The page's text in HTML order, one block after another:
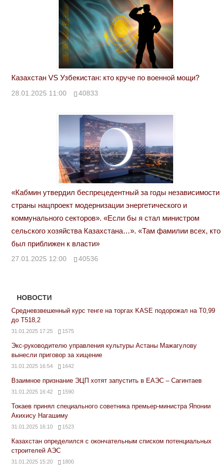
Казахстан VS Узбекистан: кто круче по военной мощи?
28.01.2025 11:00 40833
«Кабмин утвердил беспрецедентный за годы независимости
страны нацпроект модернизации энергетического и
коммунального секторов». «Если бы я стал министром
сельского хозяйства Казахстана…». «Там фамилии всех, кто
был приближен к власти»
27.01.2025 12:00 40536
НОВОСТИ
Средневзвешенный курс тенге на торгах KASE подорожал на Т0,99
до Т518,2
31.01.2025 17:25 1575
Экс-руководителю управления культуры Астаны Мажагулову
вынесли приговор за хищение
31.01.2025 16:54 1642
Взаимное признание ЭЦП хотят запустить в ЕАЭС – Сагинтаев
31.01.2025 16:42 1590
Токаев принял специального советника премьер-министра Японии
Акихису Нагашиму
31.01.2025 16:10 1523
Казахстан определился с окончательным списком потенциальных
строителей АЭС
31.01.2025 15:20 1800